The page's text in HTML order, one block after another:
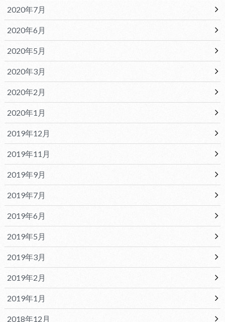
2020年7月
2020年6月
2020年5月
2020年3月
2020年2月
2020年1月
2019年12月
2019年11月
2019年9月
2019年7月
2019年6月
2019年5月
2019年3月
2019年2月
2019年1月
2018年12月